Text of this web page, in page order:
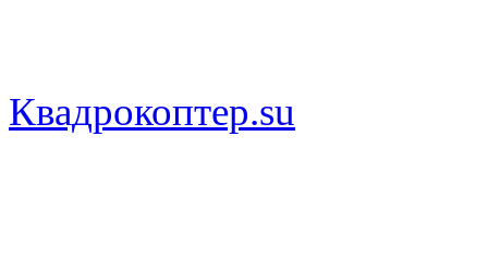
Квадрокоптер.su